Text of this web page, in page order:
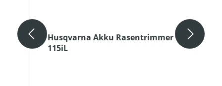
Husqvarna Akku Rasentrimmer
115iL